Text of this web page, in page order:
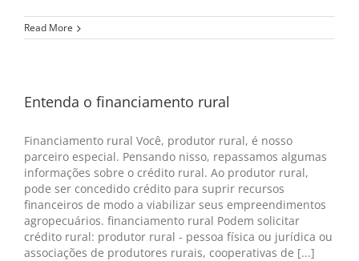
Read More
Entenda o financiamento rural
Financiamento rural Você, produtor rural, é nosso
parceiro especial. Pensando nisso, repassamos algumas
informações sobre o crédito rural. Ao produtor rural,
pode ser concedido crédito para suprir recursos
financeiros de modo a viabilizar seus empreendimentos
agropecuários. financiamento rural Podem solicitar
crédito rural: produtor rural - pessoa física ou jurídica ou
associações de produtores rurais, cooperativas de [...]